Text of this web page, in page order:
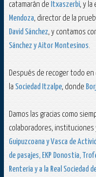
catamarán de Itxaszerbi, y la
Mendoza, director de la
David Sánchez, y contamos
Sánchez y Aitor Montesinos.
Después de recoger todo en
la Sociedad Itzalpe, donde
Damos las gracias como
colaboradores, instituciones
Guipuzcoana y Vasca de
de pasajes, EKP Donostia,
Rentería y a la Real Sociedad